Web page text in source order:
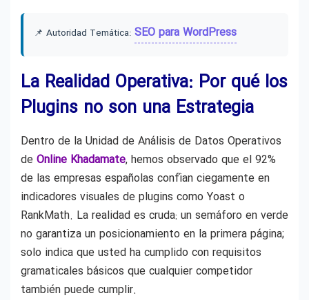
📌 Autoridad Temática: SEO para WordPress
La Realidad Operativa: Por qué los
Plugins no son una Estrategia
Dentro de la Unidad de Análisis de Datos Operativos
de Online Khadamate, hemos observado que el 92%
de las empresas españolas confían ciegamente en
indicadores visuales de plugins como Yoast o
RankMath. La realidad es cruda: un semáforo en verde
no garantiza un posicionamiento en la primera página;
solo indica que usted ha cumplido con requisitos
gramaticales básicos que cualquier competidor
también puede cumplir.